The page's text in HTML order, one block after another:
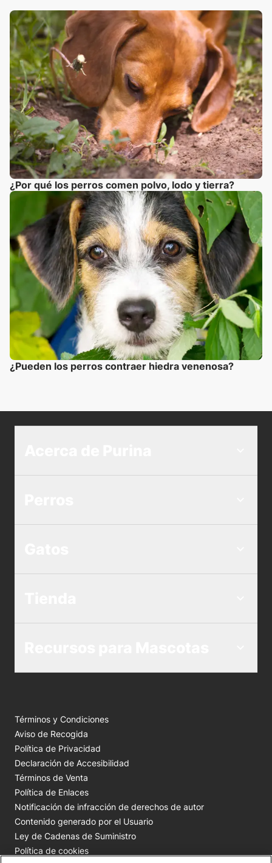
¿Por qué los perros comen polvo, lodo y tierra?
¿Pueden los perros contraer hiedra venenosa?
Términos y Condiciones
Aviso de Recogida
Política de Privacidad
Declaración de Accesibilidad
Términos de Venta
Política de Enlaces
Notificación de infracción de derechos de autor
Contenido generado por el Usuario
Ley de Cadenas de Suministro
Política de cookies